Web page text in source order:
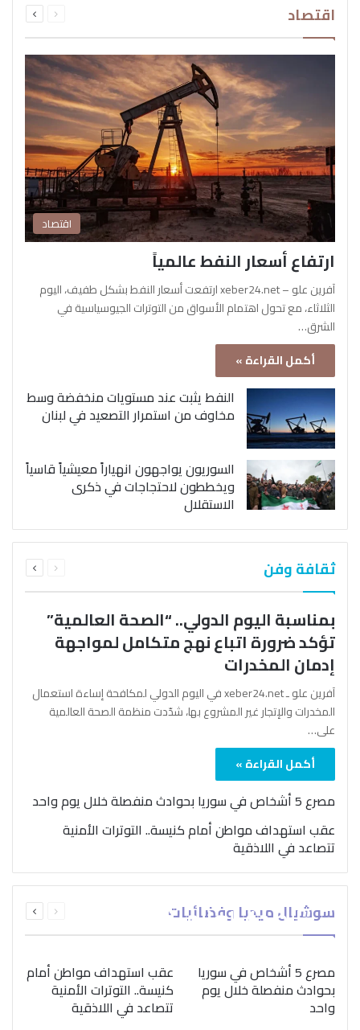
اقتصاد الصفحةالصفحة
اقتصاد
ارتفاع أسعار النفط عالمياً
آفرين علو – xeber24.net ارتفعت أسعار النفط بشكل طفيف، اليوم
الثلاثاء، مع تحول اهتمام الأسواق من التوترات الجيوسياسية في
الشرق…
أكمل القراءة »
النفط يثبت عند مستويات منخفضة وسط
مخاوف من استمرار التصعيد في لبنان
السوريون يواجهون انهياراً معيشياً قاسياً
ويخططون لاحتجاجات في ذكرى
الاستقلال
ثقافة وفن الصفحةالصفحة
بمناسبة اليوم الدولي.. “الصحة العالمية”
تؤكد ضرورة اتباع نهج متكامل لمواجهة
إدمان المخدرات
آفرين علو ـ xeber24.net في اليوم الدولي لمكافحة إساءة استعمال
المخدرات والإتجار غير المشروع بها، شدّدت منظمة الصحة العالمية
على…
أكمل القراءة »
مصرع 5 أشخاص في سوريا بحوادث منفصلة خلال يوم واحد
عقب استهداف مواطن أمام كنيسة.. التوترات الأمنية
تتصاعد في اللاذقية
سوشيال ميديا وفضائيات الصفحةالصفحة
بمناسبة اليوم الدولي..
“الصحة العالمية” تؤكد
ضرورة اتباع نهج متكامل
لمواجهة إدمان المخدرات
مصرع 5 أشخاص في سوريا
بحوادث منفصلة خلال يوم
واحد
عقب استهداف مواطن أمام
كنيسة.. التوترات الأمنية
تتصاعد في اللاذقية